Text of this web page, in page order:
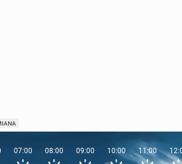
07:00 08:00 09:00 10:00 11:00